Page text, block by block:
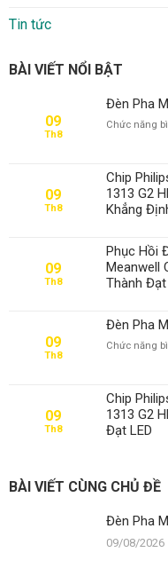
Tin tức
BÀI VIẾT NỔI BẬT
09
Th8
Đèn Pha
Chức năng
09
Th8
Chip
1313 G2
Khẳng
09
Th8
Phục Hồi
Meanwell
Thành Đạt
09
Th8
Đèn Pha
Chức năng
09
Th8
Chip
1313 G2
Đạt LED
BÀI VIẾT CÙNG CHỦ ĐỀ
Đèn Pha
09/08/2026